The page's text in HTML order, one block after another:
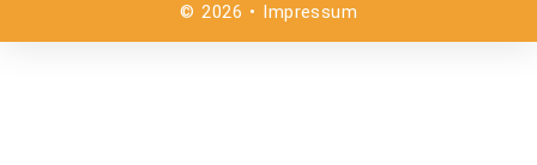
© 2026 • Impressum